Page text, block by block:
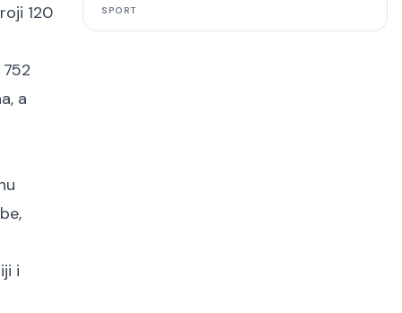
120
a
i
SPORT